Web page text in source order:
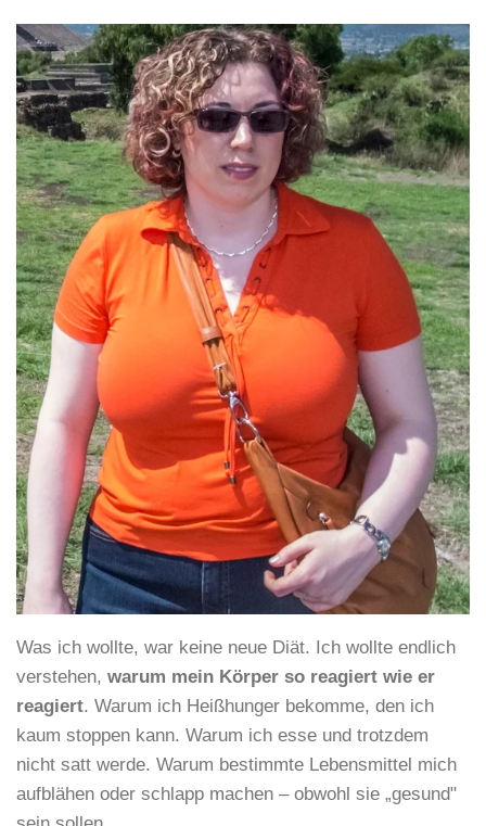
Was ich wollte, war keine neue Diät. Ich wollte endlich
verstehen, warum mein Körper so reagiert wie er
reagiert. Warum ich Heißhunger bekomme, den ich
kaum stoppen kann. Warum ich esse und trotzdem
nicht satt werde. Warum bestimmte Lebensmittel mich
aufblähen oder schlapp machen – obwohl sie „gesund"